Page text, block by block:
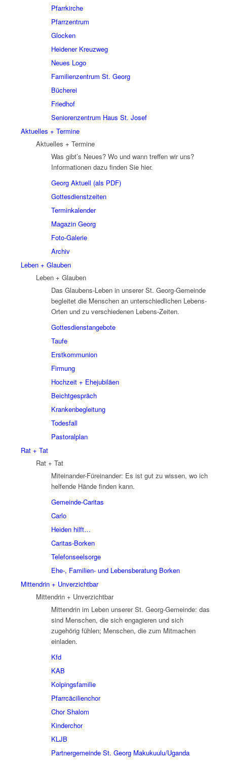
Pfarrkirche
Pfarrzentrum
Glocken
Heidener Kreuzweg
Neues Logo
Familienzentrum St. Georg
Bücherei
Friedhof
Seniorenzentrum Haus St. Josef
Aktuelles + Termine
Aktuelles + Termine
Was gibt’s Neues? Wo und wann treffen wir uns?
Informationen dazu finden Sie hier.
Georg Aktuell (als PDF)
Gottesdienstzeiten
Terminkalender
Magazin Georg
Foto-Galerie
Archiv
Leben + Glauben
Leben + Glauben
Das Glaubens-Leben in unserer St. Georg-Gemeinde
begleitet die Menschen an unterschiedlichen Lebens-
Orten und zu verschiedenen Lebens-Zeiten.
Gottesdienstangebote
Taufe
Erstkommunion
Firmung
Hochzeit + Ehejubiläen
Beichtgespräch
Krankenbegleitung
Todesfall
Pastoralplan
Rat + Tat
Rat + Tat
Miteinander-Füreinander: Es ist gut zu wissen, wo ich
helfende Hände finden kann.
Gemeinde-Caritas
Carlo
Heiden hilft…
Caritas-Borken
Telefonseelsorge
Ehe-, Familien- und Lebensberatung Borken
Mittendrin + Unverzichtbar
Mittendrin + Unverzichtbar
Mittendrin im Leben unserer St. Georg-Gemeinde: das
sind Menschen, die sich engagieren und sich
zugehörig fühlen; Menschen, die zum Mitmachen
einladen.
Kfd
KAB
Kolpingsfamilie
Pfarrcäcilienchor
Chor Shalom
Kinderchor
KLJB
Partnergemeinde St. Georg Makukuulu/Uganda